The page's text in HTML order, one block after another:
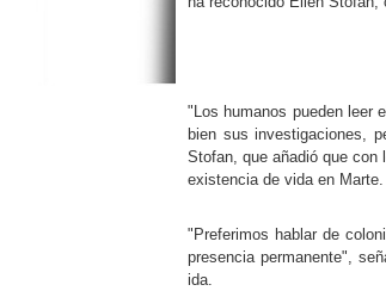
"Los humanos pueden leer
bien sus investigaciones,
Stofan, que añadió que con
existencia de vida en Marte.
"Preferimos hablar de
presencia permanente",
ida.